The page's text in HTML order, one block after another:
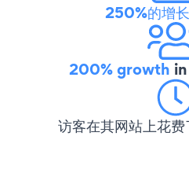
250%的增长
200% growth
访客在其网站上花费